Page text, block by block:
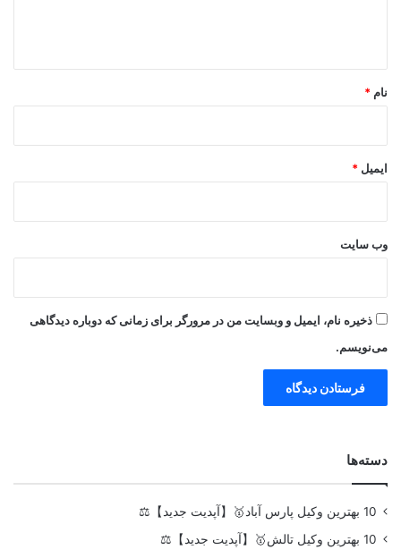
نام *
ایمیل *
وب‌ سایت
ذخیره نام، ایمیل و وبسایت من در مرورگر برای زمانی که دوباره دیدگاهی
می‌نویسم.
دسته‌ها
10 بهترین وکیل پارس آباد🥇【آپدیت جدید】⚖️
10 بهترین وکیل تالش🥇【آپدیت جدید】⚖️